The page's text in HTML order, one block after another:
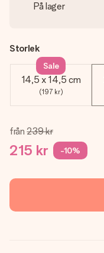
På lager
Storlek
14,5 x 14,5 cm
(197 kr)
Sale
från 239 kr
215 kr -10%